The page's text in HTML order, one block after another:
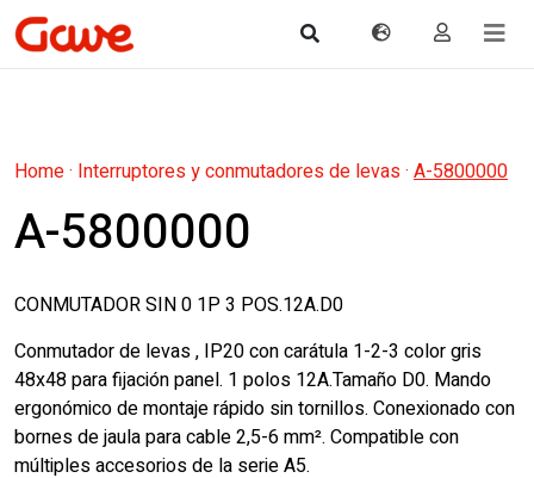
Home· Interruptores y conmutadores de levas· A-5800000
A-5800000
CONMUTADOR SIN 0 1P 3 POS.12A.D0
Conmutador de levas , IP20 con carátula 1-2-3 color gris
48x48 para fijación panel. 1 polos 12A.Tamaño D0. Mando
ergonómico de montaje rápido sin tornillos. Conexionado con
bornes de jaula para cable 2,5-6 mm². Compatible con
múltiples accesorios de la serie A5.